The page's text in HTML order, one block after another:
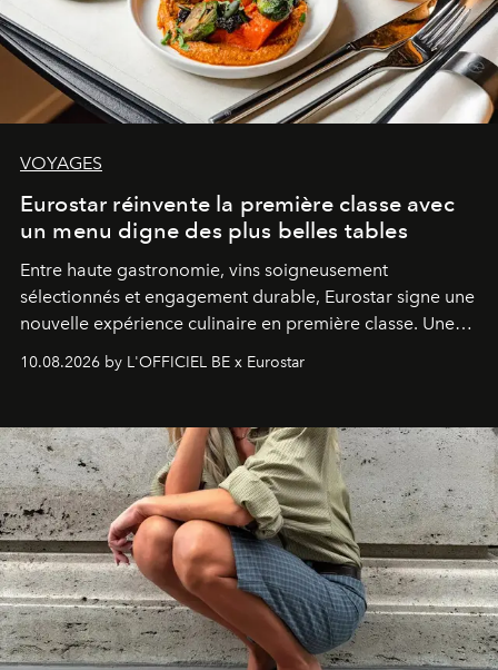
VOYAGES
Eurostar réinvente la première classe avec
un menu digne des plus belles tables
Entre haute gastronomie, vins soigneusement
sélectionnés et engagement durable, Eurostar signe une
nouvelle expérience culinaire en première classe. Une
invitation à redécouvrir le voyage ferroviaire sous le
prisme du goût et de l'élégance.
10.08.2026 by L'OFFICIEL BE x Eurostar